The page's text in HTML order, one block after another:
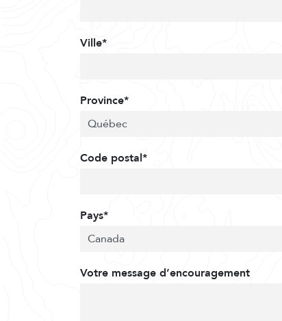
Ville*
Province*
Code postal*
Pays*
Votre message d’encouragement